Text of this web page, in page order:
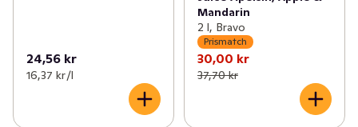
24,56 kr
16,37 kr /l
Mandarin
2 l, Bravo
Prismatch
30,00 kr
37,70 kr